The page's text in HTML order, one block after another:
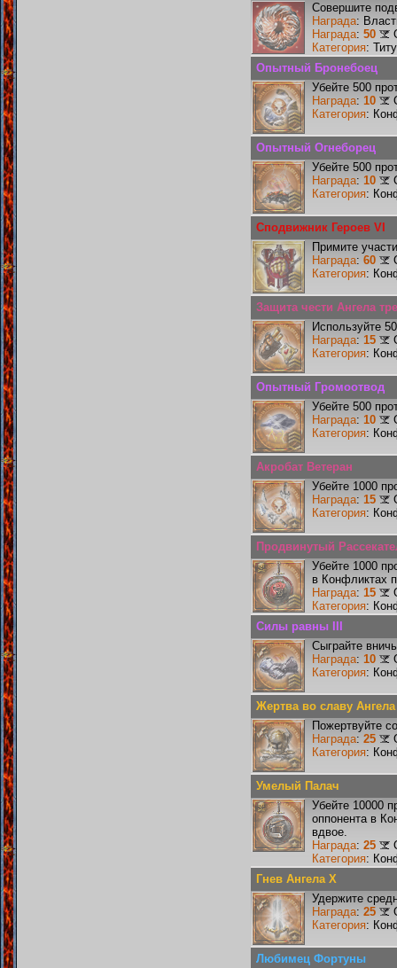
Совершите
Награда:
Награда: 50
Категория:
Опытный Бронебоец
Убейте 500
Награда: 10
Категория:
Опытный Огнеборец
Убейте 500
Награда: 10
Категория:
Сподвижник Героев VI
Примите
Награда: 60
Категория:
Защита чести Ангела
Используйте
Награда: 15
Категория:
Опытный Громоотвод
Убейте 500
Награда: 10
Категория:
Акробат Ветеран
Убейте 1000
Награда: 15
Категория:
Продвинутый
Убейте 1000
в Конфликтах
Награда: 15
Категория:
Силы равны III
Сыграйте
Награда: 10
Категория:
Жертва во славу
Пожертвуйте
Награда: 25
Категория:
Умелый Палач
Убейте 10000
оппонента в
вдвое.
Награда: 25
Категория:
Гнев Ангела X
Удержите
Награда: 25
Категория:
Любимец Фортуны